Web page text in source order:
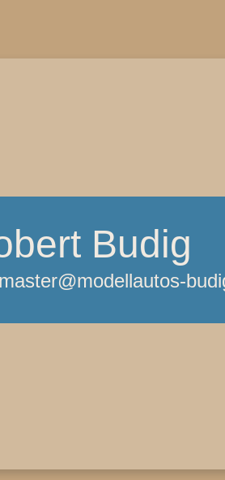
Budig